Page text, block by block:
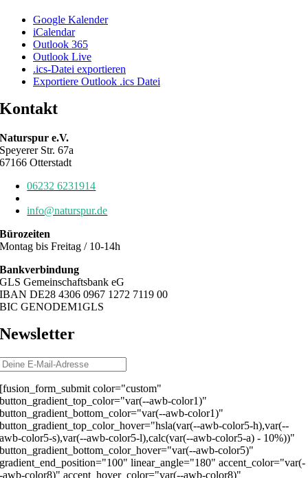
Google Kalender
iCalendar
Outlook 365
Outlook Live
.ics-Datei exportieren
Exportiere Outlook .ics Datei
Kontakt
Naturspur e.V.
Speyerer Str. 67a
67166 Otterstadt
06232 6231914
info@naturspur.de
Bürozeiten
Montag bis Freitag / 10-14h
Bankverbindung
GLS Gemeinschaftsbank eG
IBAN DE28 4306 0967 1272 7119 00
BIC GENODEM1GLS
Newsletter
[fusion_form_submit color="custom"
button_gradient_top_color="var(--awb-color1)"
button_gradient_bottom_color="var(--awb-color1)"
button_gradient_top_color_hover="hsla(var(--awb-color5-h),var(--
awb-color5-s),var(--awb-color5-l),calc(var(--awb-color5-a) - 10%))"
button_gradient_bottom_color_hover="var(--awb-color5)"
gradient_end_position="100" linear_angle="180" accent_color="var(-
-awb-color8)" accent_hover_color="var(--awb-color8)"